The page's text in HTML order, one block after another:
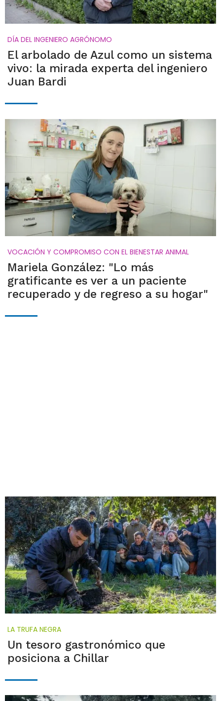
DÍA DEL INGENIERO AGRÓNOMO
El arbolado de Azul como un sistema
vivo: la mirada experta del ingeniero
Juan Bardi
VOCACIÓN Y COMPROMISO CON EL BIENESTAR ANIMAL
Mariela González: "Lo más
gratificante es ver a un paciente
recuperado y de regreso a su hogar"
LA TRUFA NEGRA
Un tesoro gastronómico que
posiciona a Chillar